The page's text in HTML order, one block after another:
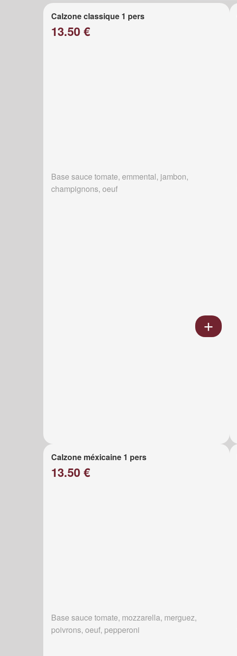
Calzone classique 1 pers
13.50 €
Base sauce tomate, emmental, jambon,
champignons, oeuf
Calzone méxicaine 1 pers
13.50 €
Base sauce tomate, mozzarella, merguez,
poivrons, oeuf, pepperoni